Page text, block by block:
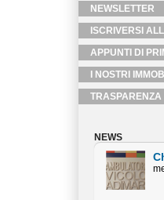
NEWSLETTER
ISCRIVERSI
APPUNTI DI
I NOSTRI
TRASPARENZA
NEWS